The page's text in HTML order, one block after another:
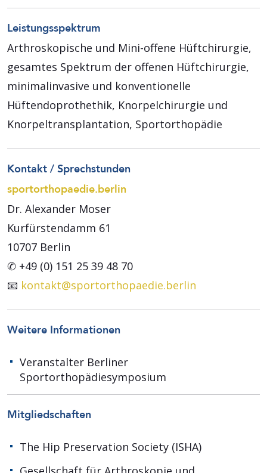
Leistungsspektrum
Arthroskopische und Mini-offene Hüftchirurgie,
gesamtes Spektrum der offenen Hüftchirurgie,
minimalinvasive und konventionelle
Hüftendoprothethik, Knorpelchirurgie und
Knorpel­transplantation, Sportorthopädie
Kontakt / Sprechstunden
sportorthopaedie.berlin
Dr. Alexander Moser
Kurfürstendamm 61
10707 Berlin
✆ +49 (0) 151 25 39 48 70
📧 kontakt@sportorthopaedie.berlin
Weitere Informationen
Veranstalter Berliner
Sportorthopädiesymposium
Mitgliedschaften
The Hip Preservation Society (ISHA)